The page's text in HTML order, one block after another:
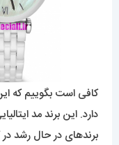
کافی است بگوییم که
برندهای در حال رشد